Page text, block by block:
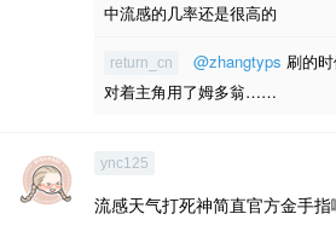
中流感的几率还是很高的
return_cn @zhangtyps 刷的
对着主角用了姆多翁……
ync125
流感天气打死神简直官方金手指